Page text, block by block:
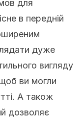
для
в передній
дуже
вигляду
ви могли
А також
дозволяє